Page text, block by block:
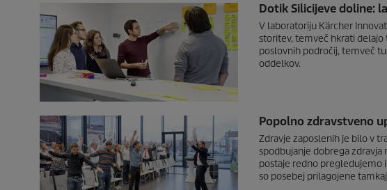
Dotik Silicijeve doline:
V laboratoriju Kärcher
storitev, temveč hkrati delajo
poslovnih področij, temveč
oddelkov.
Popolno zdravstveno
Zdravje zaposlenih je bilo v
spodbujanje dobrega
postaje redno pregledujemo
so posebej prilagojene